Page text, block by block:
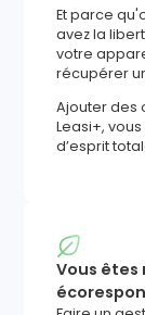
Et parce
avez la
votre
récupérer
Ajouter des
Leasi+,
d’esprit
Vous